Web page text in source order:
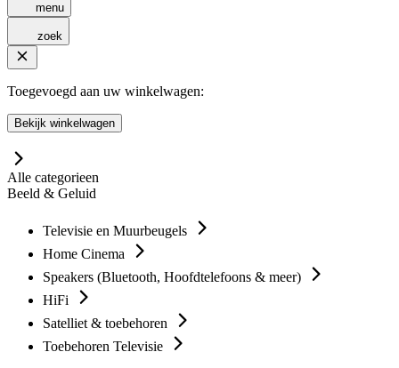
menu
zoek
Toegevoegd aan uw winkelwagen:
Bekijk winkelwagen
Alle categorieen
Beeld & Geluid
Televisie en Muurbeugels
Home Cinema
Speakers (Bluetooth, Hoofdtelefoons & meer)
HiFi
Satelliet & toebehoren
Toebehoren Televisie